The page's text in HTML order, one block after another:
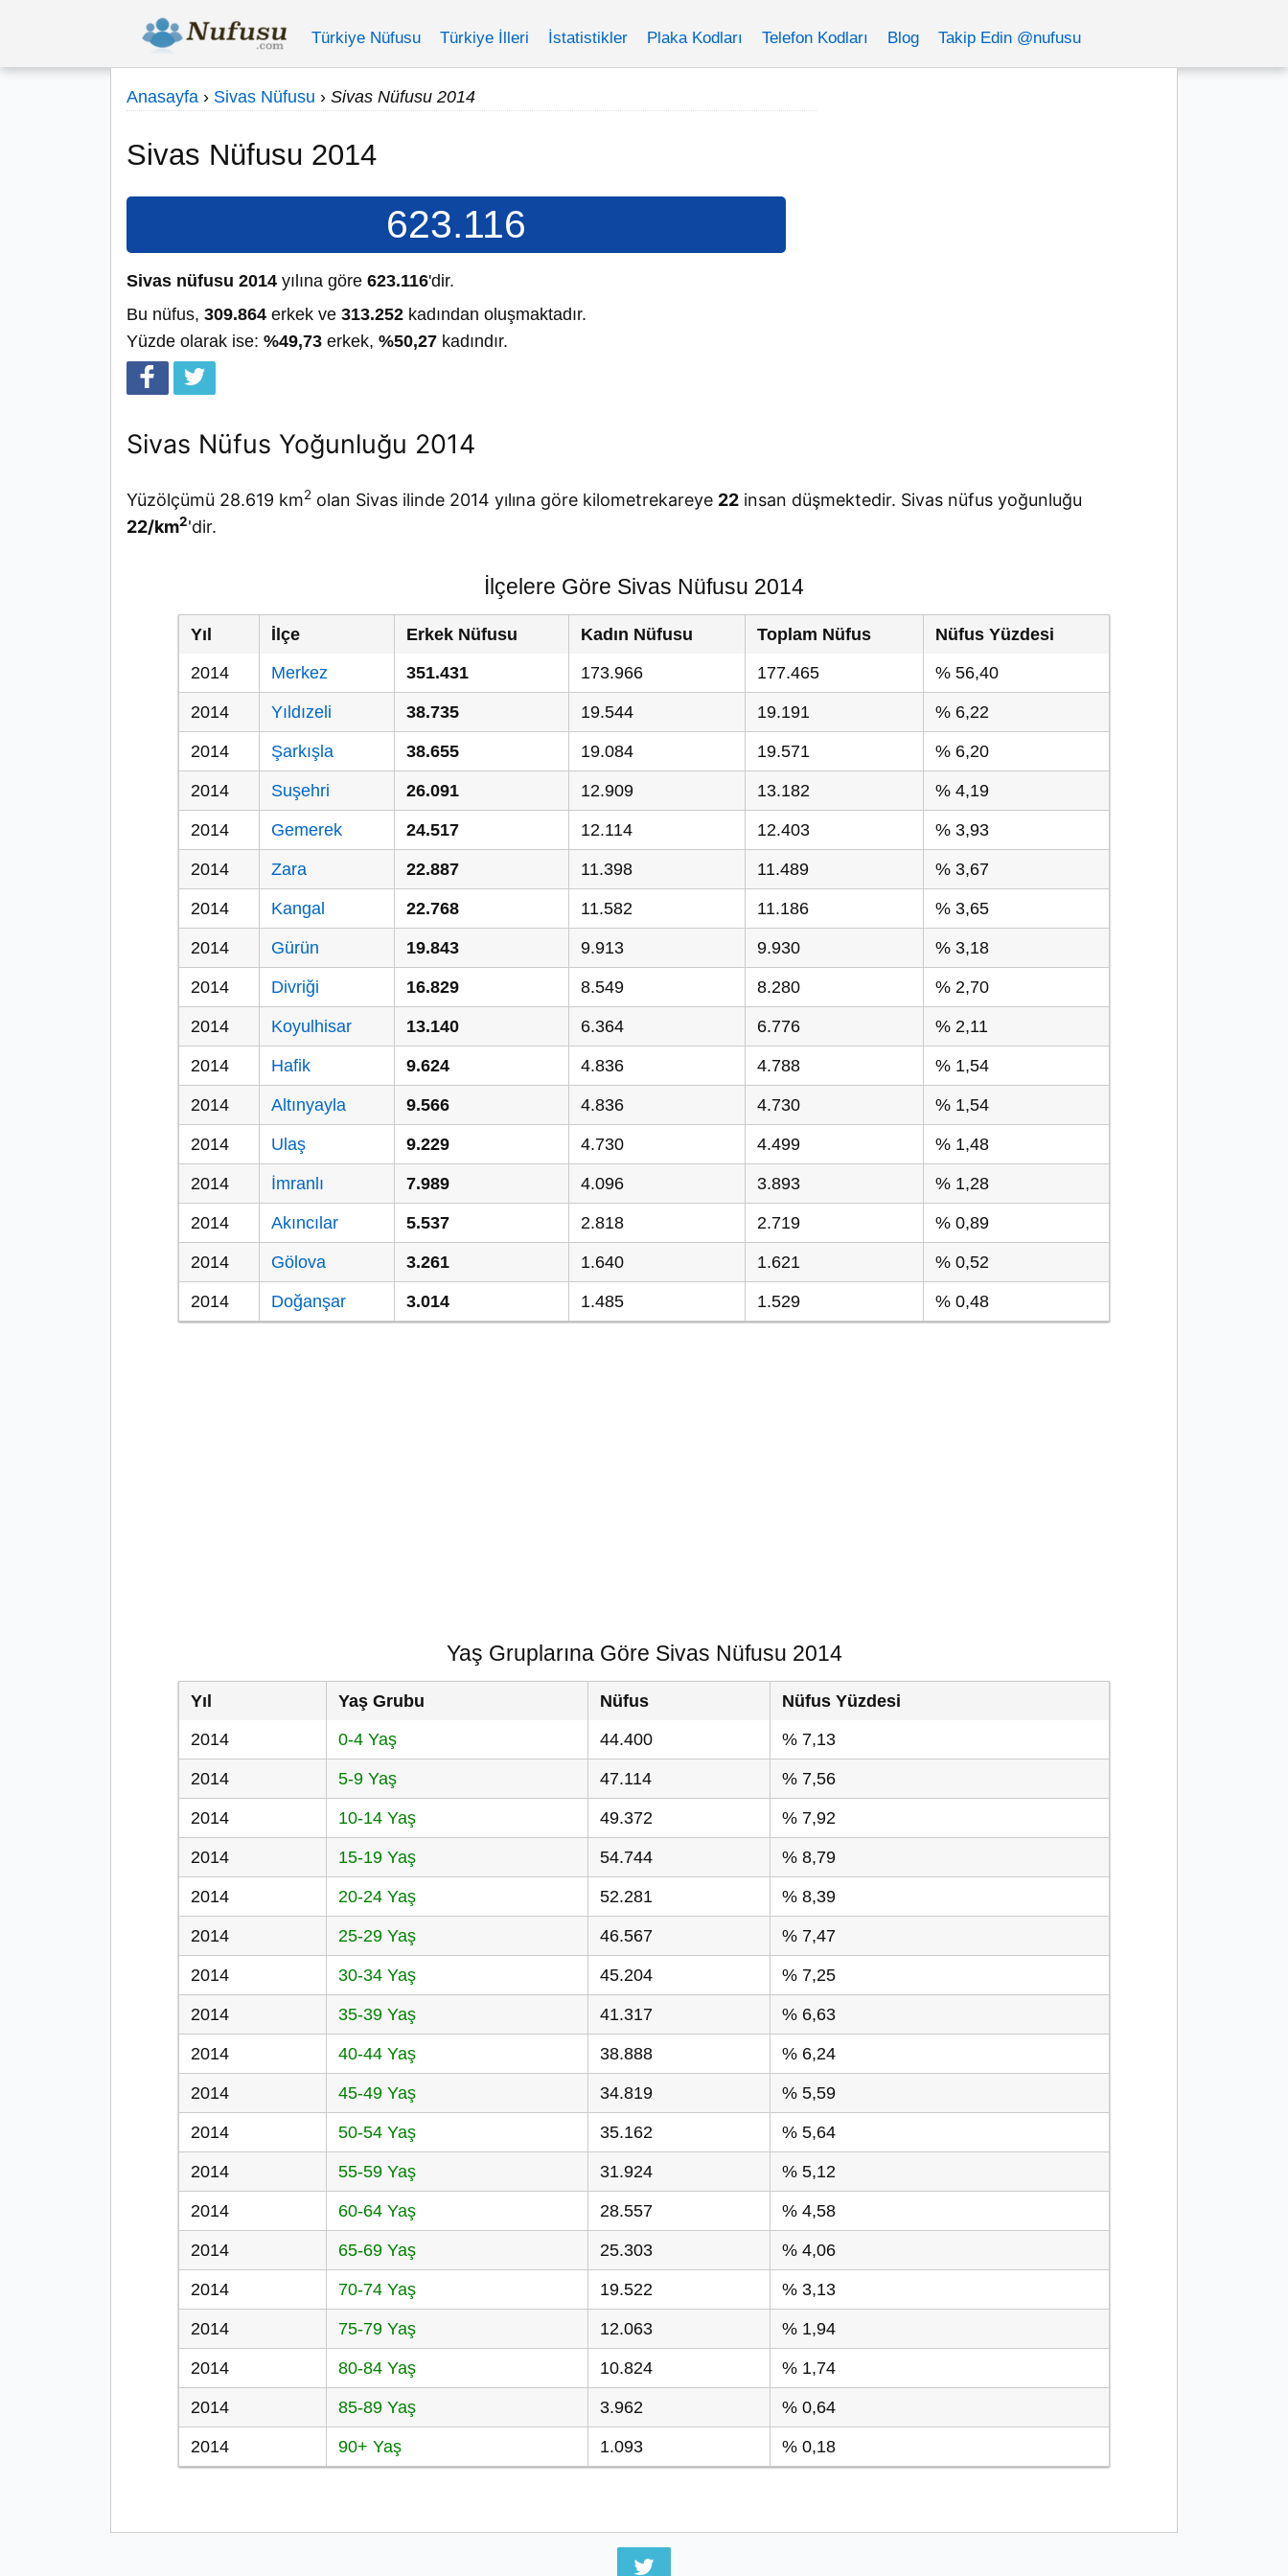
Türkiye Nüfusu Türkiye İlleri İstatistikler Plaka Kodları Telefon Kodları Blog Takip Edin @nufusu
Anasayfa › Sivas Nüfusu › Sivas Nüfusu 2014
Sivas Nüfusu 2014
623.116
Sivas nüfusu 2014 yılına göre 623.116'dir.
Bu nüfus, 309.864 erkek ve 313.252 kadından oluşmaktadır.
Yüzde olarak ise: %49,73 erkek, %50,27 kadındır.
Sivas Nüfus Yoğunluğu 2014
Yüzölçümü 28.619 km2 olan Sivas ilinde 2014 yılına göre kilometrekareye 22 insan düşmektedir. Sivas nüfus yoğunluğu
22/km2'dir.
İlçelere Göre Sivas Nüfusu 2014
Yıl İlçe Erkek Nüfusu Kadın Nüfusu Toplam Nüfus
Nüfus Yüzdesi
2014
Merkez 351.431 173.966 177.465 % 56,40
2014 Yıldızeli 38.735 19.544 19.191 % 6,22
2014 Şarkışla 38.655 19.084 19.571 % 6,20
2014 Suşehri 26.091 12.909 13.182 % 4,19
2014 Gemerek 24.517 12.114 12.403 % 3,93
2014 Zara 22.887 11.398 11.489 % 3,67
2014 Kangal 22.768 11.582 11.186 % 3,65
2014 Gürün 19.843 9.913 9.930 % 3,18
2014 Divriği 16.829 8.549 8.280 % 2,70
2014 Koyulhisar 13.140 6.364 6.776 % 2,11
2014 Hafik 9.624 4.836 4.788 % 1,54
2014 Altınyayla 9.566 4.836 4.730 % 1,54
2014 Ulaş 9.229 4.730 4.499 % 1,48
2014 İmranlı 7.989 4.096 3.893 % 1,28
2014 Akıncılar 5.537 2.818 2.719 % 0,89
2014 Gölova 3.261 1.640 1.621 % 0,52
2014 Doğanşar 3.014 1.485 1.529 % 0,48
Yaş Gruplarına Göre Sivas Nüfusu 2014
Yıl Yaş Grubu Nüfus
Nüfus Yüzdesi
2014
0-4 Yaş 44.400 % 7,13
2014 5-9 Yaş 47.114 % 7,56
2014 10-14 Yaş 49.372 % 7,92
2014 15-19 Yaş 54.744 % 8,79
2014 20-24 Yaş 52.281 % 8,39
2014 25-29 Yaş 46.567 % 7,47
2014 30-34 Yaş 45.204 % 7,25
2014 35-39 Yaş 41.317 % 6,63
2014 40-44 Yaş 38.888 % 6,24
2014 45-49 Yaş 34.819 % 5,59
2014 50-54 Yaş 35.162 % 5,64
2014 55-59 Yaş 31.924 % 5,12
2014 60-64 Yaş 28.557 % 4,58
2014 65-69 Yaş 25.303 % 4,06
2014 70-74 Yaş 19.522 % 3,13
2014 75-79 Yaş 12.063 % 1,94
2014 80-84 Yaş 10.824 % 1,74
2014 85-89 Yaş 3.962 % 0,64
2014 90+ Yaş 1.093 % 0,18